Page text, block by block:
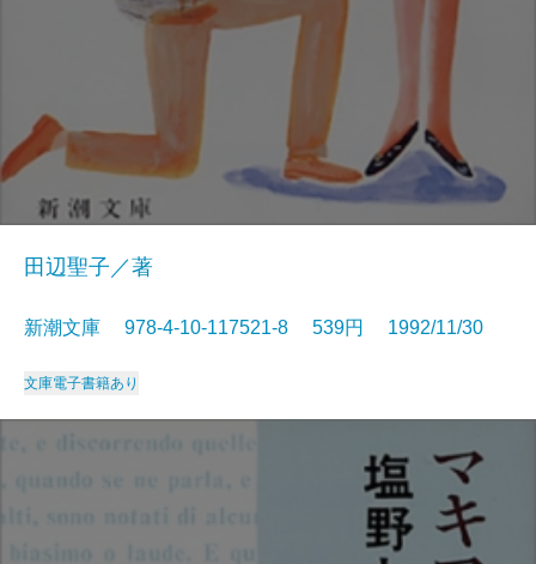
田辺聖子／著
新潮文庫 978-4-10-117521-8 539円 1992/11/30
文庫電子書籍あり